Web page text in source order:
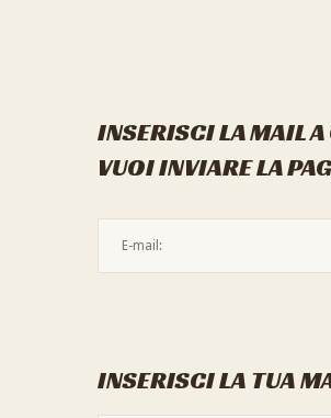
INSERISCI LA MAIL A
VUOI INVIARE LA
INSERISCI LA TUA